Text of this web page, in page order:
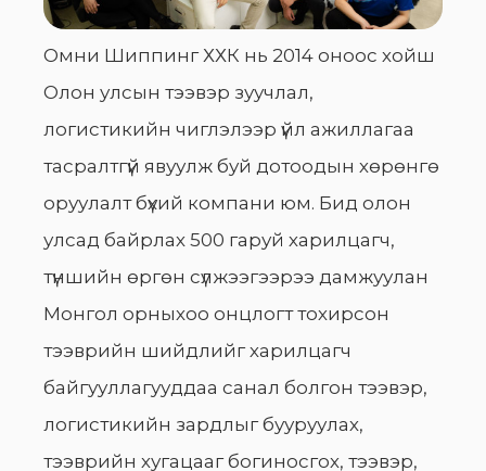
Омни Шиппинг ХХК нь 2014 оноос хойш
Олон улсын тээвэр зуучлал,
логистикийн чиглэлээр үйл ажиллагаа
тасралтгүй явуулж буй дотоодын хөрөнгө
оруулалт бүхий компани юм. Бид олон
улсад байрлах 500 гаруй харилцагч,
түншийн өргөн сүлжээгээрээ дамжуулан
Монгол орныхоо онцлогт тохирсон
тээврийн шийдлийг харилцагч
байгууллагууддаа санал болгон тээвэр,
логистикийн зардлыг бууруулах,
тээврийн хугацааг богиносгох, тээвэр,